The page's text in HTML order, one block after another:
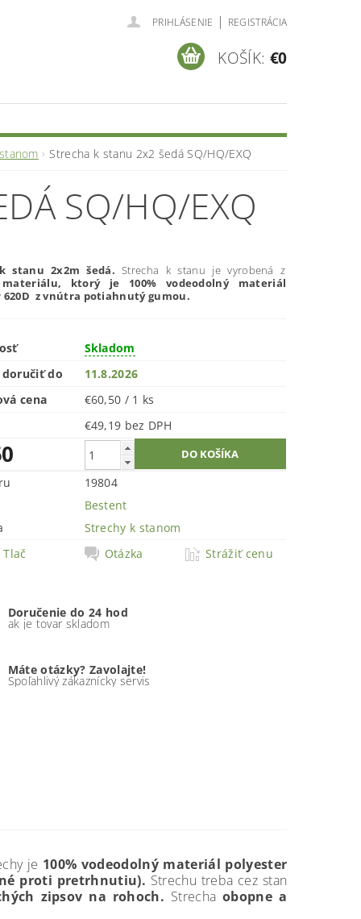
PRIHLÁSENIE | REGISTRÁCIA
KOŠÍK: €0
Strecha k stanu 2x2 šedá SQ/HQ/EXQ
SQ/HQ/EXQ
stanu 2x2m šedá.Strecha k stanu je vyrobená z
materiálu, ktorý je 100% vodeodolný materiál
620D z vnútra potiahnutý gumou.
Skladom
doručiť do
11.8.2026
cena
€60,50 / 1 ks
€49,19 bez DPH
19804
Bestent
Strechy k stanom
Tlač
Otázka Strážiť cenu
Doručenie do 24 hod
ak je tovar skladom
Máte otázky? Zavolajte!
Spoľahlivý zákaznícky servis
je 100% vodeodolný materiál polyester
proti pretrhnutiu). Strechu treba cez stan
zipsov na rohoch. Strechaobopne a